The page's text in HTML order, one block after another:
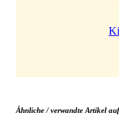
Ähnliche / verwandte Artikel